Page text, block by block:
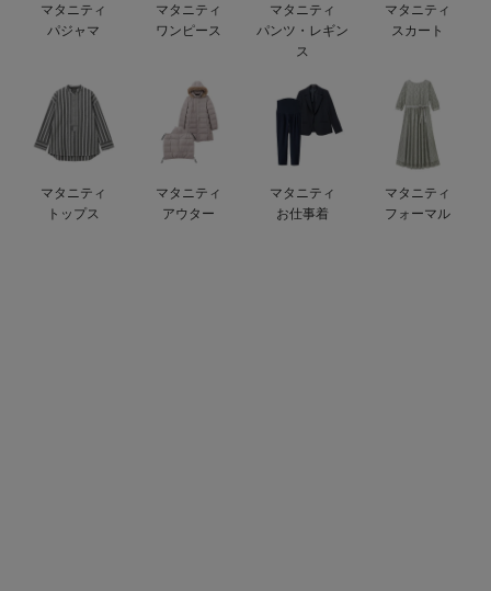
快適機能ウェア特集 パジャマ
安心の日本製。先輩ママが買ってよかった！本当に必要な出産準備品
ハレの日に着るANGELIEBEのセレモニー
買って正解！高評価レビューアイテム
お部屋映えアイテム
マタニティ
パジャマ
マタニティ
ワンピース
マタニティ
パンツ・レギン
ス
マタニティ
スカート
マタニティ
トップス
マタニティ
アウター
マタニティ
お仕事着
マタニティ
フォーマル